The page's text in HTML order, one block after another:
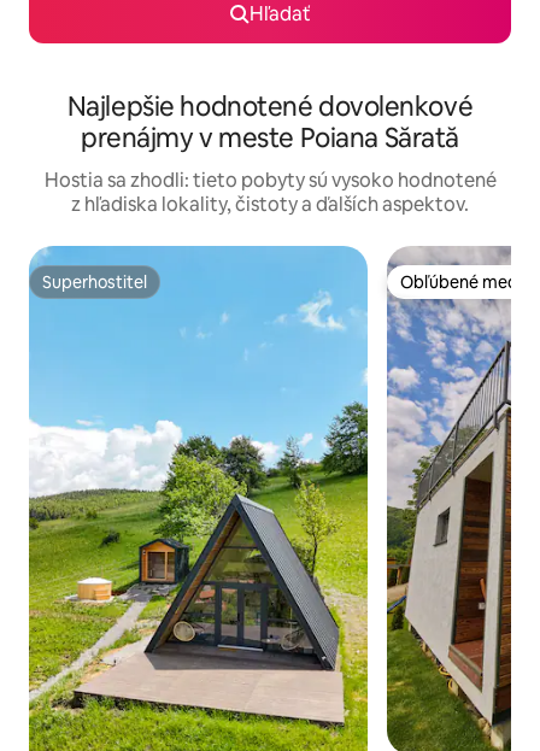
Hľadať
Najlepšie hodnotené dovolenkové
prenájmy v meste Poiana Sărată
Hostia sa zhodli: tieto pobyty sú vysoko hodnotené
z hľadiska lokality, čistoty a ďalších aspektov.
Superhostiteľ
Superhostiteľ Obľúbené medzi
Obľúbené medzi